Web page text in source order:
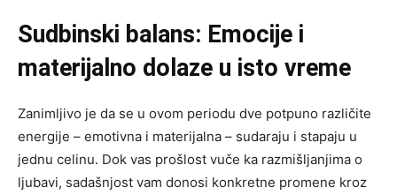
Sudbinski balans: Emocije i
materijalno dolaze u isto vreme
Zanimljivo je da se u ovom periodu dve potpuno različite
energije – emotivna i materijalna – sudaraju i stapaju u
jednu celinu. Dok vas prošlost vuče ka razmišljanjima o
ljubavi, sadašnjost vam donosi konkretne promene kroz